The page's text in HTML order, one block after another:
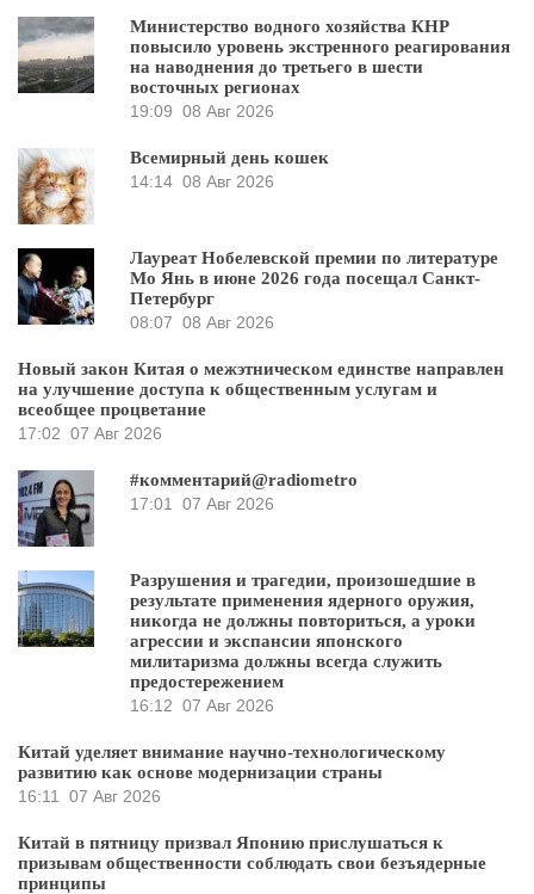
Министерство водного хозяйства КНР
повысило уровень экстренного реагирования
на наводнения до третьего в шести
восточных регионах
19:09 08 Авг 2026
Всемирный день кошек
14:14 08 Авг 2026
Лауреат Нобелевской премии по литературе
Мо Янь в июне 2026 года посещал Санкт-
Петербург
08:07 08 Авг 2026
Новый закон Китая о межэтническом единстве направлен
на улучшение доступа к общественным услугам и
всеобщее процветание
17:02 07 Авг 2026
#комментарий@radiometro
17:01
07 Авг 2026
Разрушения и трагедии, произошедшие в
результате применения ядерного оружия,
никогда не должны повториться, а уроки
агрессии и экспансии японского
милитаризма должны всегда служить
предостережением
16:12 07 Авг 2026
Китай уделяет внимание научно-технологическому
развитию как основе модернизации страны
16:11
07 Авг 2026
Китай в пятницу призвал Японию прислушаться к
призывам общественности соблюдать свои безъядерные
принципы